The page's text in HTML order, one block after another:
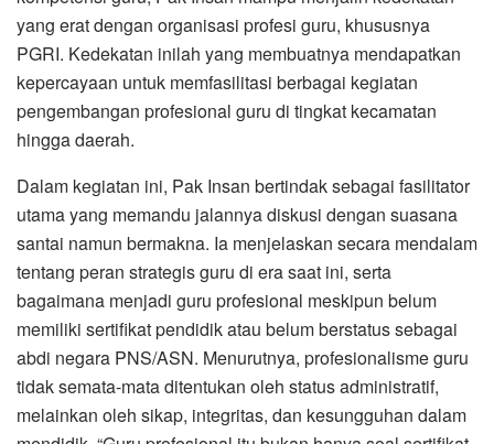
yang erat dengan organisasi profesi guru, khususnya
PGRI. Kedekatan inilah yang membuatnya mendapatkan
kepercayaan untuk memfasilitasi berbagai kegiatan
pengembangan profesional guru di tingkat kecamatan
hingga daerah.
Dalam kegiatan ini, Pak Insan bertindak sebagai fasilitator
utama yang memandu jalannya diskusi dengan suasana
santai namun bermakna. Ia menjelaskan secara mendalam
tentang peran strategis guru di era saat ini, serta
bagaimana menjadi guru profesional meskipun belum
memiliki sertifikat pendidik atau belum berstatus sebagai
abdi negara PNS/ASN. Menurutnya, profesionalisme guru
tidak semata-mata ditentukan oleh status administratif,
melainkan oleh sikap, integritas, dan kesungguhan dalam